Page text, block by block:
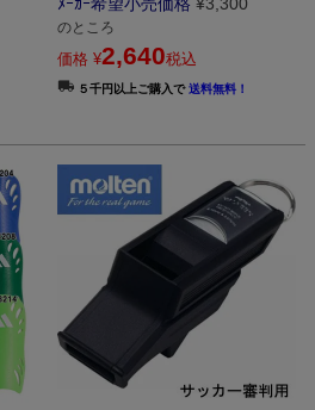
のところ
価格 ¥2,640税込
５千円以上ご購入で送料無料！